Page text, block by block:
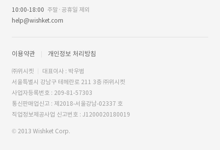
10:00-18:00 주말·공휴일 제외
help@wishket.com
이용약관 개인정보 처리방침
㈜위시켓
대표이사 : 박우범
서울특별시 강남구 테헤란로 211 3층 ㈜위시켓
사업자등록번호 : 209-81-57303
통신판매업신고 : 제2018-서울강남-02337 호
직업정보제공사업 신고번호 : J1200020180019
© 2013 Wishket Corp.